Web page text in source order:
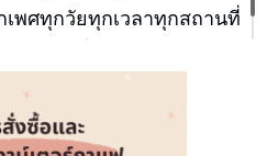
พศทุกวัยทุกเวลาทุกสถานที่